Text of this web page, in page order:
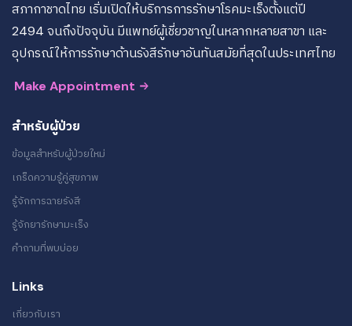
สภากาชาดไทย เริ่มเปิดให้บริการการรักษาโรคมะเร็งตั้งแต่ปี
2494 จนถึงปัจจุบัน มีแพทย์ผู้เชี่ยวชาญในหลากหลายสาขา และ
อุปกรณ์ให้การรักษาด้านรังสีรักษาอันทันสมัยที่สุดในประเทศไทย
Make Appointment
สำหรับผู้ป่วย
ข้อมูลสำหรับผู้ป่วยใหม่
เกร็ดความรู้คู่สุขภาพ
รู้จักการฉายรังสี
รู้จักยารักษามะเร็ง
คำถามที่พบบ่อย
Links
เกี่ยวกับเรา